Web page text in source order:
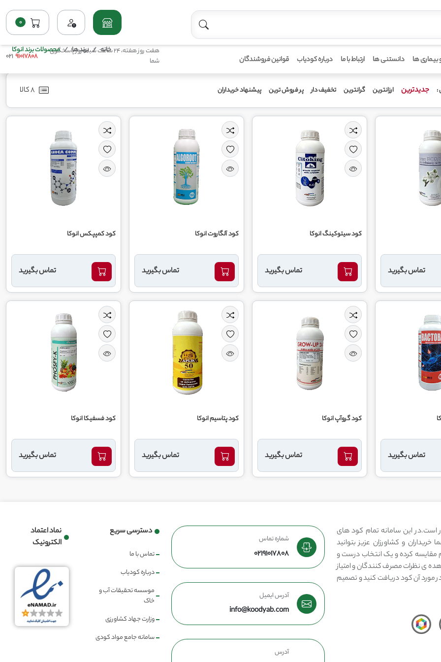
0
بیماری ها دانستنی ها ارتباط با ما درباره کودیاب قوانین فروشندگان
هفت روز هفته، 24 ساعت شبانه‌روز پاسخگوی
شما
91017808
021
خانه برند ها محصولات برند انوکا
: جدیدترین ارزانترین گرانترین تخفیف دار پر فروش ترین پیشنهاد خریداران 8 کالا
تماس بگیرید
کود سیتوکینگ انوکا
تماس بگیرید
کود آلگاروت انوکا
تماس بگیرید
کود کمپپکس انوکا
تماس بگیرید
تماس بگیرید
کود گروآپ انوکا
تماس بگیرید
کود پتاسیم انوکا
تماس بگیرید
کود فسفیکا انوکا
تماس بگیرید
است.در این سامانه تمام کود های
و کشاورزان عزیز بتوانید
کرده و یک انتخاب درست و
ی نظرات مصرف کنندگان و امتیاز
مورد آن کود دریافت کنید و تصمیم
شماره تماس
02191017808
آدرس ایمیل
info@koodyab.com
آدرس
دسترسی سریع
تماس با ما
درباره کودیاب
موسسه تحقیقات آب و
خاک
وزارت جهاد کشاورزی
سامانه جامع مواد کودی
نماد اعتماد
الکترونیک